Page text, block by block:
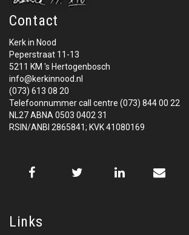
Contact
Kerk in Nood
Peperstraat 11-13
5211 KM 's Hertogenbosch
info@kerkinnood.nl
(073) 613 08 20
Telefoonnummer call centre (073) 844 00 22
NL27 ABNA 0503 0402 31
RSIN/ANBI 2865841; KVK 41080169
Links